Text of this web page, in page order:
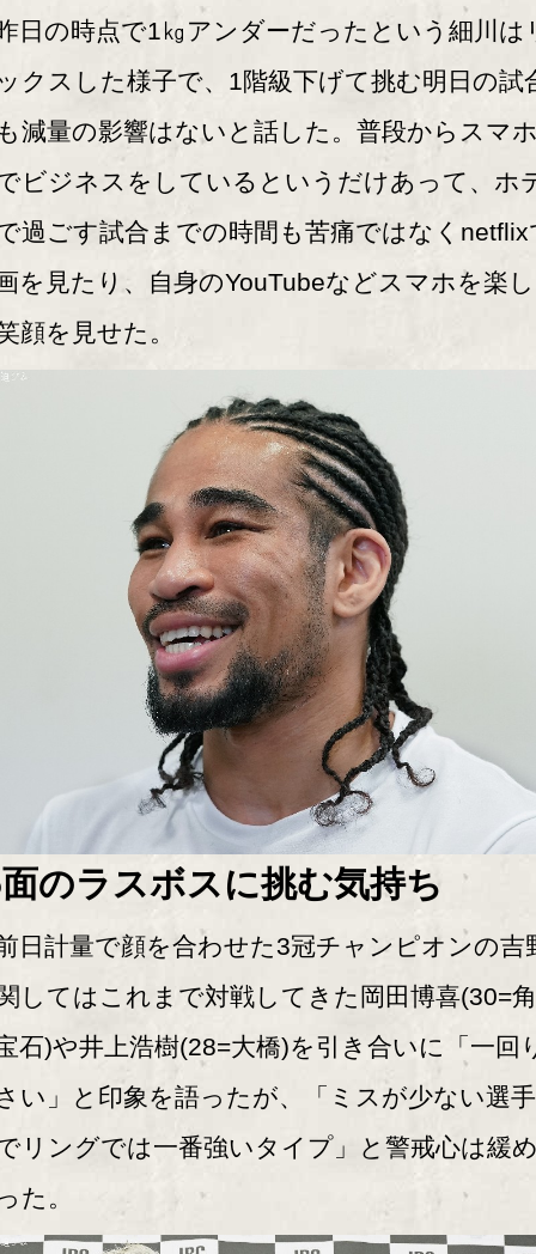
の時点で1㎏アンダーだったという細川は
クスした様子で、1階級下げて挑む明日の試
減量の影響はないと話した。普段からスマ
ビジネスをしているというだけあって、ホ
過ごす試合までの時間も苦痛ではなくnetflix
を見たり、自身のYouTubeなどスマホを楽
顔を見せた。
のラスボスに挑む気持ち
計量で顔を合わせた3冠チャンピオンの吉
してはこれまで対戦してきた岡田博喜(30=
石)や井上浩樹(28=大橋)を引き合いに「一回
い」と印象を語ったが、「ミスが少ない選
リングでは一番強いタイプ」と警戒心は緩
た。